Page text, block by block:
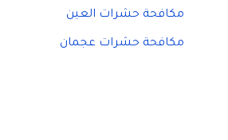
مكافحة حشرات العين
مكافحة حشرات عجمان